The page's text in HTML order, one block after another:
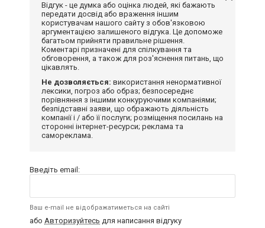
Відгук - це думка або оцінка людей, які бажають
передати досвід або враження іншим
користувачам нашого сайту з обов'язковою
аргументацією залишеного відгука. Це допоможе
багатьом прийняти правильне рішення.
Коментарі призначені для спілкування та
обговорення, а також для роз'яснення питань, що
цікавлять.
Не дозволяється: використання ненормативної
лексики, погроз або образ; безпосереднє
порівняння з іншими конкуруючими компаніями;
безпідставні заяви, що ображають діяльність
компанії і / або її послуги; розміщення посилань на
сторонні інтернет-ресурси; реклама та
самореклама.
Введіть email:
Ваш e-mail не відображатиметься на сайті
або Авторизуйтесь для написання відгуку